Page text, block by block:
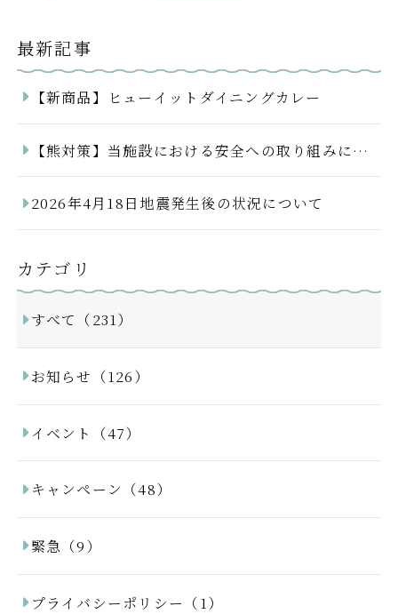
最新記事
【新商品】ヒューイットダイニングカレー
【熊対策】当施設における安全への取り組みについて
2026年4月18日地震発生後の状況について
カテゴリ
すべて（231）
お知らせ（126）
イベント（47）
キャンペーン（48）
緊急（9）
プライバシーポリシー（1）